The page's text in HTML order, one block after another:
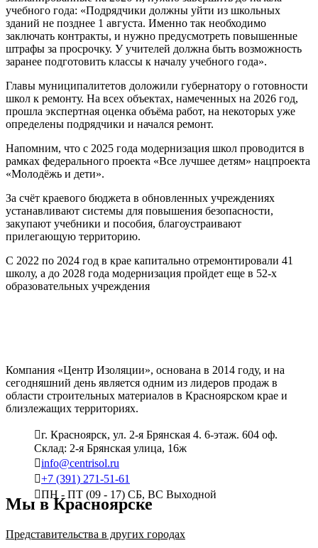
учебного года: «Подрядчики должны уйти из школьных
зданий не позднее 1 августа. Именно так необходимо
заключать контракты, и нужно предусмотреть повышенные
штрафы за просрочку. У учителей должна быть возможность
заранее подготовить классы к началу учебного года».
Главы муниципалитетов доложили губернатору о готовности
школ к ремонту. На всех объектах, намеченных на 2026 год,
прошла экспертная оценка объёма работ, на некоторых уже
определены подрядчики и начался ремонт.
Напомним, что с 2025 года модернизация школ проводится в
рамках федерального проекта «Все лучшее детям» нацпроекта
«Молодёжь и дети».
За счёт краевого бюджета в обновленных учреждениях
устанавливают системы для повышения безопасности,
закупают учебники и пособия, благоустраивают
прилегающую территорию.
С 2022 по 2024 год в крае капитально отремонтировали 41
школу, а до 2028 года модернизация пройдет еще в 52-х
образовательных учреждения
Компания «Центр Изоляции», основана в 2014 году, и на
сегодняшний день является одним из лидеров продаж в
области строительных материалов в Красноярском крае и
близлежащих территориях.
г. Красноярск, ул. 2-я Брянская 4. 6-этаж. 604 оф.
Склад: 2-я Брянская улица, 16ж
info@centrisol.ru
+7 (391) 271-51-61
ПН - ПТ (09 - 17) СБ, ВС Выходной
Мы в Красноярске
Представительства в других городах